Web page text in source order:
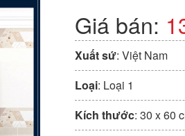
Giá bán:
Xuất sứ: Việt Nam
Loại: Loại 1
Kích thước: 30 x 60